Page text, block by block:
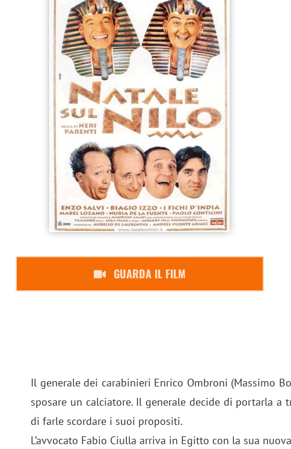
GUARDA IL FILM
Il generale dei carabinieri Enrico Ombroni (Massimo
sposare un calciatore. Il generale decide di portarla a
di farle scordare i suoi propositi.
L’avvocato Fabio Ciulla arriva in Egitto con la sua